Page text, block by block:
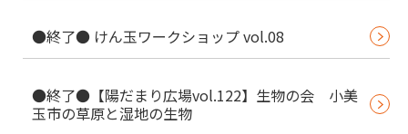
●終了● けん玉ワークショップ vol.08
●終了●【陽だまり広場vol.122】生物の会 小美
玉市の草原と湿地の生物